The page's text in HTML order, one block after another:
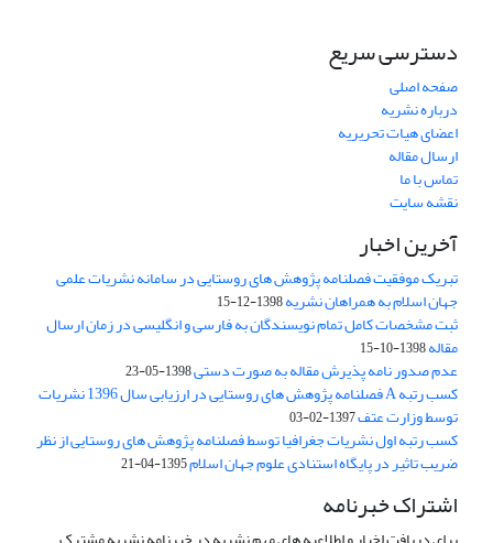
دسترسی سریع
صفحه اصلی
درباره نشریه
اعضای هیات تحریریه
ارسال مقاله
تماس با ما
نقشه سایت
آخرین اخبار
تبریک موفقیت فصلنامه پژوهش های روستایی در سامانه نشریات علمی
جهان اسلام به همراهان نشریه1398-12-15
ثبت مشخصات کامل تمام نویسندگان به فارسی و انگلیسی در زمان ارسال
مقاله1398-10-15
عدم صدور نامه پذیرش مقاله به صورت دستی1398-05-23
کسب رتبه A فصلنامه پژوهش های روستایی در ارزیابی سال 1396 نشریات
توسط وزارت عتف1397-02-03
کسب رتبه اول نشریات جغرافیا توسط فصلنامه پژوهش های روستایی از نظر
ضریب تاثیر در پایگاه استنادی علوم جهان اسلام1395-04-21
اشتراک خبرنامه